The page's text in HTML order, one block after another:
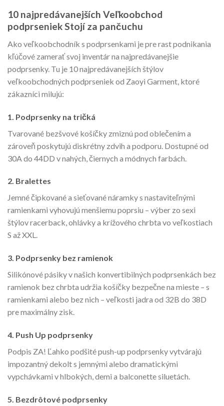
10 najpredávanejších Veľkoobchod
podprseniekStojí za pančuchu
Ako veľkoobchodník s podprsenkami je pre rast podnikania
kľúčové zamerať svoj inventár na najpredávanejšie
podprsenky. Tu je 10 najpredávanejších štýlov
veľkoobchodných podprseniek od Zaoyi Garment, ktoré
zákazníci milujú:
1. Podprsenky na tričká
Tvarované bezšvové košíčky zmiznú pod oblečením a
zároveň poskytujú diskrétny zdvih a podporu. Dostupné od
30A do 44DD v nahých, čiernych a módnych farbách.
2. Bralettes
Jemné čipkované a sieťované náramky s nastaviteľnými
ramienkami vyhovujú menšiemu poprsiu – výber zo sexi
štýlov racerback, ohlávky a krížového chrbta vo veľkostiach
S až XXL.
3. Podprsenky bez ramienok
Silikónové pásiky v našich konvertibilných podprsenkách bez
ramienok bez chrbta udržia košíčky bezpečne na mieste – s
ramienkami alebo bez nich – veľkosti jadra od 32B do 38D
pre maximálny zisk.
4. Push Up podprsenky
Podpis ZA! Ľahko podšité push-up podprsenky vytvárajú
impozantný dekolt s jemnými alebo dramatickými
vypchávkami v hlbokých, demi a balconette siluetách.
5. Bezdrôtové podprsenky